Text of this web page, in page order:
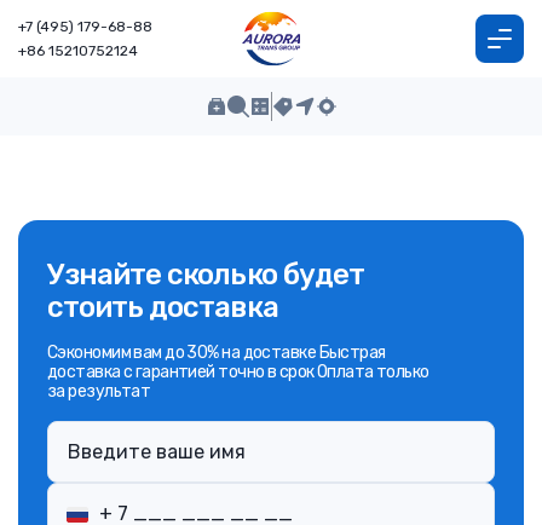
+7 (495) 179-68-88
+86 15210752124
Узнайте сколько будет
стоить доставка
Сэкономим вам до 30% на доставке Быстрая
доставка с гарантией точно в срок Оплата только
за результат